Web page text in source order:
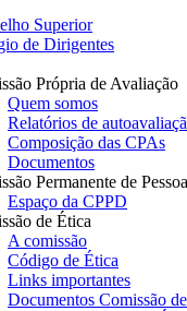
Superior
de Dirigentes
Própria de Avaliação
Quem somos
Relatórios de
Composição das CPAs
Documentos
Permanente de
Espaço da CPPD
de Ética
A comissão
Código de Ética
Links importantes
Documentos Comissão